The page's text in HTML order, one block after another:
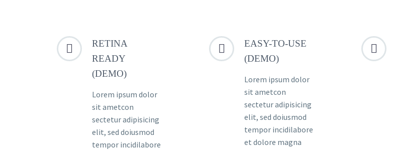


RETINA
READY
(DEMO)
Lorem ipsum dolor
sit ametcon
sectetur adipisicing
elit, sed doiusmod
tempor incidilabore


EASY-TO-USE
(DEMO)
Lorem ipsum dolor
sit ametcon
sectetur adipisicing
elit, sed doiusmod
tempor incidilabore
et dolore magna

